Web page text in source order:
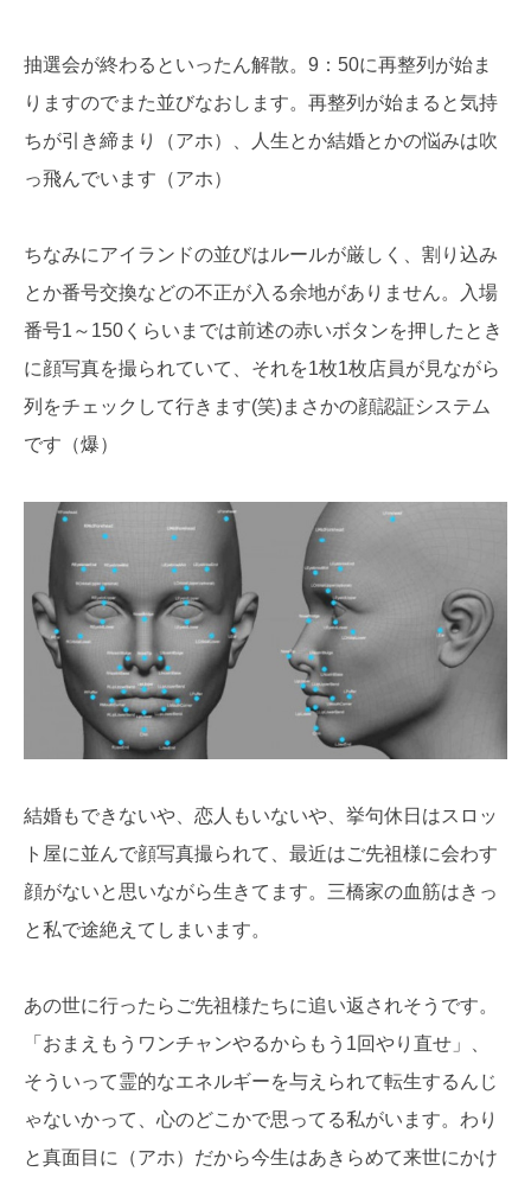
抽選会が終わるといったん解散。9：50に再整列が始ま
りますのでまた並びなおします。再整列が始まると気持
ちが引き締まり（アホ）、人生とか結婚とかの悩みは吹
っ飛んでいます（アホ）
ちなみにアイランドの並びはルールが厳しく、割り込み
とか番号交換などの不正が入る余地がありません。入場
番号1～150くらいまでは前述の赤いボタンを押したとき
に顔写真を撮られていて、それを1枚1枚店員が見ながら
列をチェックして行きます(笑)まさかの顔認証システム
です（爆）
結婚もできないや、恋人もいないや、挙句休日はスロッ
ト屋に並んで顔写真撮られて、最近はご先祖様に会わす
顔がないと思いながら生きてます。三橋家の血筋はきっ
と私で途絶えてしまいます。
あの世に行ったらご先祖様たちに追い返されそうです。
「おまえもうワンチャンやるからもう1回やり直せ」、
そういって霊的なエネルギーを与えられて転生するんじ
ゃないかって、心のどこかで思ってる私がいます。わり
と真面目に（アホ）だから今生はあきらめて来世にかけ